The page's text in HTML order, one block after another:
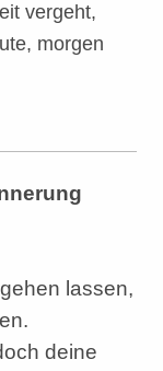
vergeht,
morgen
lassen,
deine